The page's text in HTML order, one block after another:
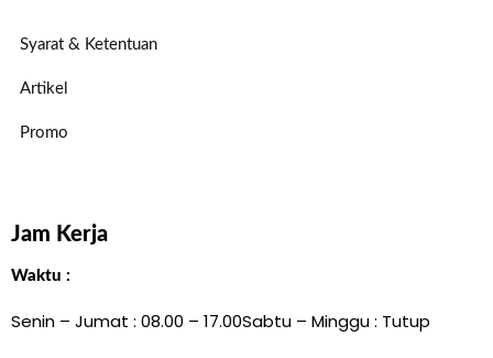
Syarat & Ketentuan
Artikel
Promo
Jam Kerja
Waktu :
Senin – Jumat : 08.00 – 17.00Sabtu – Minggu : Tutup